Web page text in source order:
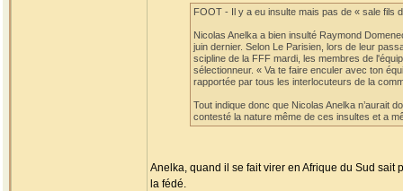
FOOT - Il y a eu insulte mais pas de « sale fils
Nicolas Anelka a bien insulté Raymond
juin dernier. Selon Le Parisien, lors de leur
scipline de la FFF mardi, les membres de
sélectionneur. « Va te faire enculer avec ton
rapportée par tous les interlocuteurs de la
Tout indique donc que Nicolas Anelka n’aurait
contesté la nature même de ces insultes et a
Anelka, quand il se fait virer en Afrique du Sud
la fédé.